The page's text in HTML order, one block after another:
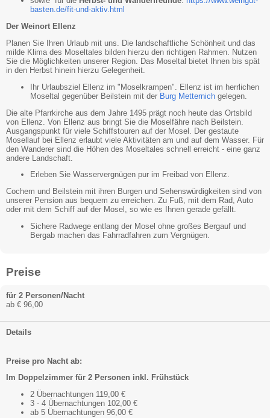
basten.de/fit-und-aktiv.html
Der Weinort Ellenz
Planen Sie Ihren Urlaub mit uns. Die landschaftliche Schönheit und das
milde Klima des Moseltales bilden hierzu den richtigen Rahmen. Nutzen
Sie die Möglichkeiten unserer Region. Das Moseltal bietet Ihnen bis spät
in den Herbst hinein hierzu Gelegenheit.
Ihr Urlaubsziel Ellenz im "Moselkrampen". Ellenz ist im herrlichen
Moseltal gegenüber Beilstein mit der Burg Metternich gelegen.
Die alte Pfarrkirche aus dem Jahre 1495 prägt noch heute das Ortsbild
von Ellenz. Von Ellenz aus bringt Sie die Moselfähre nach Beilstein.
Ausgangspunkt für viele Schiffstouren auf der Mosel. Der gestaute
Mosellauf bei Ellenz erlaubt viele Aktivitäten am und auf dem Wasser. Für
den Wanderer sind die Höhen des Moseltales schnell erreicht - eine ganz
andere Landschaft.
Erleben Sie Wasservergnügen pur im Freibad von Ellenz.
Cochem und Beilstein mit ihren Burgen und Sehenswürdigkeiten sind von
unserer Pension aus bequem zu erreichen. Zu Fuß, mit dem Rad, Auto
oder mit dem Schiff auf der Mosel, so wie es Ihnen gerade gefällt.
Sichere Radwege entlang der Mosel ohne großes Bergauf und
Bergab machen das Fahrradfahren zum Vergnügen.
Preise
für 2 Personen/Nacht
ab € 96,00
Details
Preise pro Nacht ab:
Im Doppelzimmer für 2 Personen inkl. Frühstück
2 Übernachtungen 119,00 €
3 - 4 Übernachtungen 102,00 €
ab 5 Übernachtungen 96,00 €